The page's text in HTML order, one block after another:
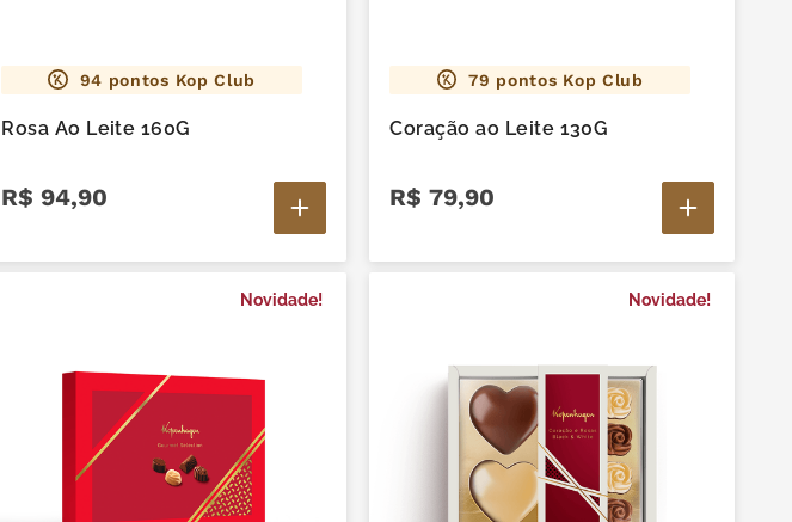
94 pontos Kop Club
Rosa Ao Leite 160G
R$ 94,90
79 pontos Kop Club
Coração ao Leite 130G
R$ 79,90
Novidade! Novidade!